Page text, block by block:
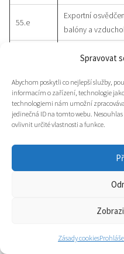
Spravovat
Abychom poskytli co nejlepší služby,
informacím o zařízení, technologie
technologiemi nám umožní
jedinečná ID na tomto webu.
ovlivnit určité vlastnosti a funkce.
Zásady cookies
55.e
Exportní
balóny a
kluzáky
55.e
Exportní
motor. kluzáky a
55.e
Exportní
Exportní
nad 5 700 kg
motory – kluzáky
motory – pístové